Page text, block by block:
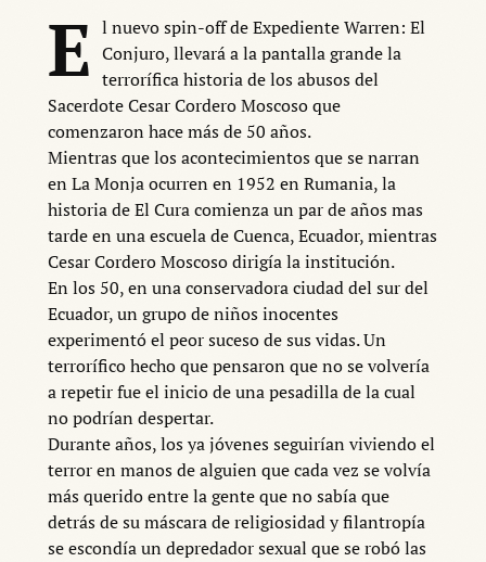
E l nuevo spin-off de Expediente Warren: El
Conjuro, llevará a la pantalla grande la
terrorífica historia de los abusos del
Sacerdote Cesar Cordero Moscoso que
comenzaron hace más de 50 años.
Mientras que los acontecimientos que se narran
en La Monja ocurren en 1952 en Rumania, la
historia de El Cura comienza un par de años mas
tarde en una escuela de Cuenca, Ecuador, mientras
Cesar Cordero Moscoso dirigía la institución.
En los 50, en una conservadora ciudad del sur del
Ecuador, un grupo de niños inocentes
experimentó el peor suceso de sus vidas. Un
terrorífico hecho que pensaron que no se volvería
a repetir fue el inicio de una pesadilla de la cual
no podrían despertar.
Durante años, los ya jóvenes seguirían viviendo el
terror en manos de alguien que cada vez se volvía
más querido entre la gente que no sabía que
detrás de su máscara de religiosidad y filantropía
se escondía un depredador sexual que se robó las